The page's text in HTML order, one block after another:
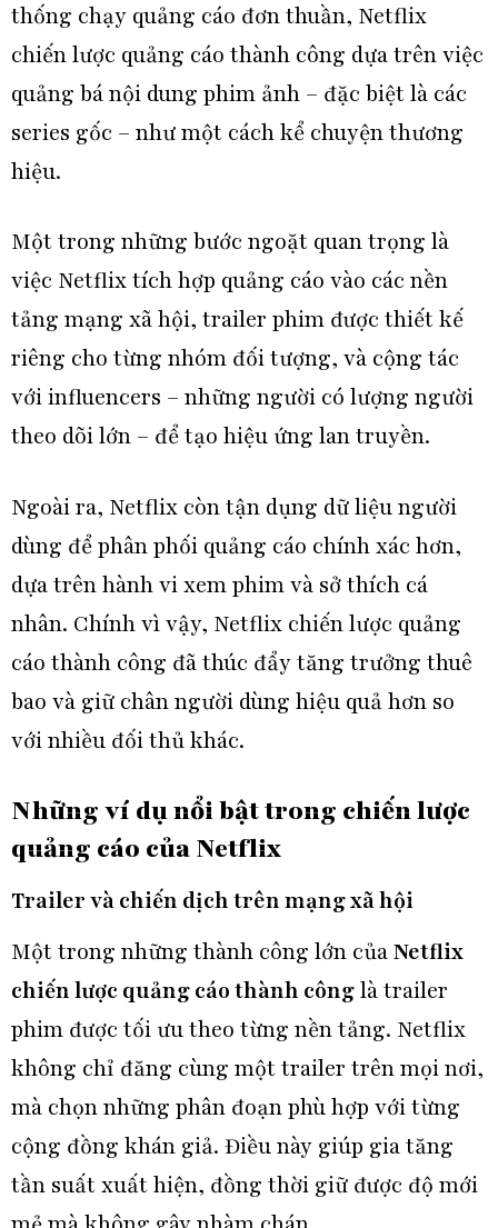
thống chạy quảng cáo đơn thuần, Netflix
chiến lược quảng cáo thành công dựa trên việc
quảng bá nội dung phim ảnh – đặc biệt là các
series gốc – như một cách kể chuyện thương
hiệu.
Một trong những bước ngoặt quan trọng là
việc Netflix tích hợp quảng cáo vào các nền
tảng mạng xã hội, trailer phim được thiết kế
riêng cho từng nhóm đối tượng, và cộng tác
với influencers – những người có lượng người
theo dõi lớn – để tạo hiệu ứng lan truyền.
Ngoài ra, Netflix còn tận dụng dữ liệu người
dùng để phân phối quảng cáo chính xác hơn,
dựa trên hành vi xem phim và sở thích cá
nhân. Chính vì vậy, Netflix chiến lược quảng
cáo thành công đã thúc đẩy tăng trưởng thuê
bao và giữ chân người dùng hiệu quả hơn so
với nhiều đối thủ khác.
Những ví dụ nổi bật trong chiến lược
quảng cáo của Netflix
Trailer và chiến dịch trên mạng xã hội
Một trong những thành công lớn củaNetflix
chiến lược quảng cáo thành cônglà trailer
phim được tối ưu theo từng nền tảng. Netflix
không chỉ đăng cùng một trailer trên mọi nơi,
mà chọn những phân đoạn phù hợp với từng
cộng đồng khán giả. Điều này giúp gia tăng
tần suất xuất hiện, đồng thời giữ được độ mới